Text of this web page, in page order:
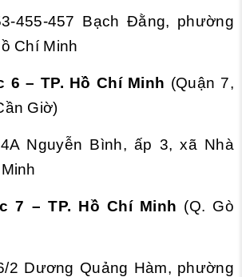
455-457 Bạch Đằng, phường
Chí Minh
6 – TP. Hồ Chí Minh (Quận 7,
Giờ)
Nguyễn Bình, ấp 3, xã Nhà
7 – TP. Hồ Chí Minh (Q. Gò
2 Dương Quảng Hàm, phường